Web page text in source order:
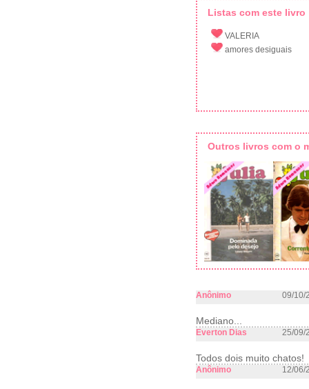
Listas com este livro
VALERIA
amores desiguais
Outros livros com o
Anônimo 09/10/
Mediano...
Everton Dias 25/09/
Todos dois muito chatos!
Anônimo 12/06/